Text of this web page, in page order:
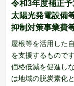
令和3年度補正
太陽光発電設備
抑制対策事業費
屋根等を活用した
を支援するもので
価格低減を促進し
は地域の脱炭素化